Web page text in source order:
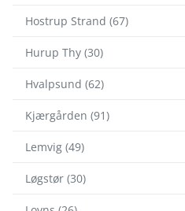
Hostrup Strand (67)
Hurup Thy (30)
Hvalpsund (62)
Kjærgården (91)
Lemvig (49)
Løgstør (30)